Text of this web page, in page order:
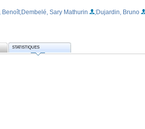
Benoît;Dembelé, Sary Mathurin
;Dujardin, Bruno
STATISTIQUES